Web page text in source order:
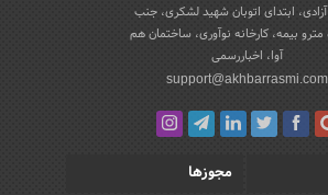
ابتدای اتوبان شهید لشکری، جنب
مترو بیمه، کارخانه نوآوری، ساختمان هم
آوا، اخباررسمی
support@akhbarrasmi.com
مجوزها